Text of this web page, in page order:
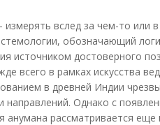
вслед за чем-то или
обозначающий
источником достоверного
всего в рамках искусства
в древней Индии
Однако с
рассматривается еще